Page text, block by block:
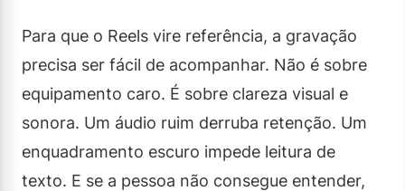
Para que o Reels vire referência, a gravação
precisa ser fácil de acompanhar. Não é sobre
equipamento caro. É sobre clareza visual e
sonora. Um áudio ruim derruba retenção. Um
enquadramento escuro impede leitura de
texto. E se a pessoa não consegue entender,